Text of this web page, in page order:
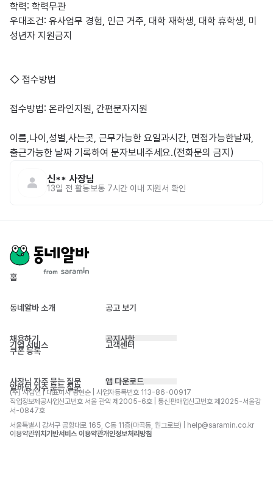
학력: 학력무관
우대조건: 유사업무 경험, 인근 거주, 대학 재학생, 대학 휴학생, 미
성년자 지원금지
◇ 접수방법
접수방법: 온라인지원, 간편문자지원
이름,나이,성별,사는곳, 근무가능한 요일과시간, 면접가능한날짜,
출근가능한 날짜 기록하여 문자보내주세요.(전화문의 금지)
신** 사장님
13일 전 활동 보통 7시간 이내 지원서 확인
홈
동네알바 소개 공고 보기
채용하기
기업 서비스
쿠폰 등록
공지사항
고객센터
사장님 자주 묻는 질문
알바님 자주 묻는 질문
앱 다운로드
(주) 사람인 | 대표이사 황현순 | 사업자등록번호 113-86-00917
직업정보제공사업신고번호 서울 관악 제2005-6호 | 통신판매업신고번호 제2025-서울강
서-0847호
서울특별시 강서구 공항대로 165, C동 11층(마곡동, 원그로브) | help@saramin.co.kr
이용약관위치기반서비스 이용약관개인정보처리방침